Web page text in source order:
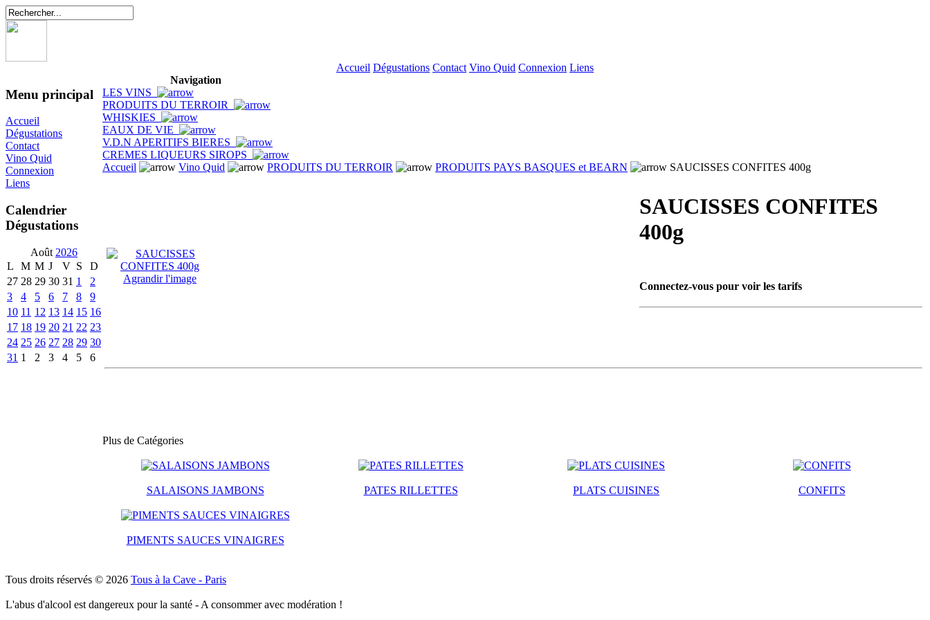
Accueil Dégustations Contact Vino Quid Connexion Liens
Menu principal
Accueil
Dégustations
Contact
Vino Quid
Connexion
Liens
Calendrier
Dégustations
Août 2026
L
M M J V S
D
27 28 29 30 31 1
2
3
4 5 6 7 8
9
10 11 12 13 14 15 16
17 18 19 20 21 22 23
24 25 26 27 28 29 30
31 1 2 3 4 5 6
Navigation
LES VINS
PRODUITS DU TERROIR
WHISKIES
EAUX DE VIE
V.D.N APERITIFS BIERES
CREMES LIQUEURS SIROPS
Accueil
Vino Quid PRODUITS DU TERROIR PRODUITS PAYS BASQUES et BEARN SAUCISSES CONFITES 400g
Agrandir l'image
SAUCISSES CONFITES
400g
Connectez-vous pour voir les tarifs
Plus de Catégories
SALAISONS JAMBONS PATES RILLETTES PLATS CUISINES CONFITS
PIMENTS SAUCES VINAIGRES
Tous droits réservés © 2026 Tous à la Cave - Paris
L'abus d'alcool est dangereux pour la santé - A consommer avec modération !